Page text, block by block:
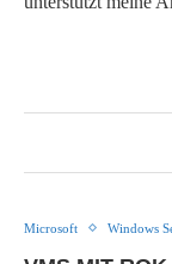
Microsoft Windows